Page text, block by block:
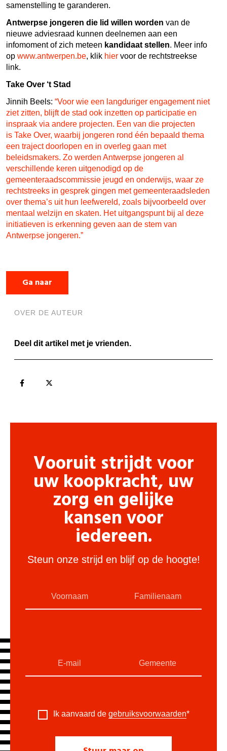
samenstelling te garanderen.
Antwerpse jongeren die lid willen worden van de
nieuwe adviesraad kunnen deelnemen aan een
infomoment of zich meteen kandidaat stellen. Meer info
op www.antwerpen.be, klik hier voor de rechtstreekse
link.
Take Over ‘t Stad
Jinnih Beels: “Voor wie een langduriger engagement niet
ziet zitten, blijft de stad ook inzetten op participatie en
inspraak via andere projecten. Een van die projecten
is Take Over, waarbij jongeren rond één bepaald thema
een traject doorlopen en in overleg gaan met
beleidsmakers. Zo werden Antwerpse jongeren al
verschillende keren uitgenodigd op de
gemeenteraadscommissie jeugd en onderwijs, waar ze
rechtstreeks in gesprek gingen met gemeenteraadsleden
over thema’s uit hun leefwereld, zoals bijvoorbeeld over
mentaal welzijn en skaten. Het uitgangspunt bij al deze
initiatieven is erkenning geven aan de stem van
Antwerpse jongeren.”
Ga naar
OVER DE AUTEUR
Deel dit artikel met je vrienden.
Vooruit strijdt voor
uw koopkracht, uw
zorg en gelijke
kansen voor
iedereen.
Steun onze strijd en blijf op de hoogte!
Ik aanvaard de gebruiksvoorwaarden*